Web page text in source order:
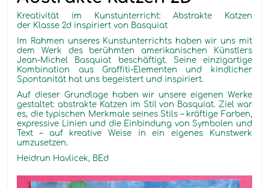
Kreativität im Kunstunterricht: Abstrakte Katzen
der Klasse 2d inspiriert von Basquiat
Im Rahmen unseres Kunstunterrichts haben wir uns mit
dem Werk des berühmten amerikanischen Künstlers
Jean-Michel Basquiat beschäftigt. Seine einzigartige
Kombination aus Graffiti-Elementen und kindlicher
Spontanität hat uns begeistert und inspiriert.
Auf dieser Grundlage haben wir unsere eigenen Werke
gestaltet: abstrakte Katzen im Stil von Basquiat. Ziel war
es, die typischen Merkmale seines Stils – kräftige Farben,
expressive Linien und die Einbindung von Symbolen und
Text – auf kreative Weise in ein eigenes Kunstwerk
umzusetzen.
Heidrun Havlicek, BEd